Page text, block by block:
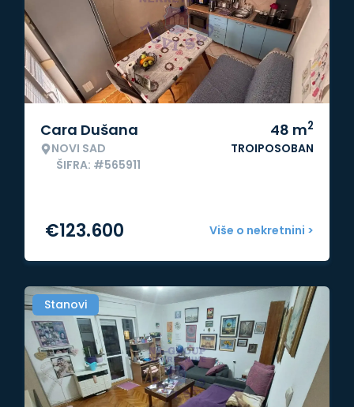
Cara Dušana
NOVI SAD
ŠIFRA: #565911
48 m2
TROIPOSOBAN
Više o nekretnini >
€123.600
Stanovi